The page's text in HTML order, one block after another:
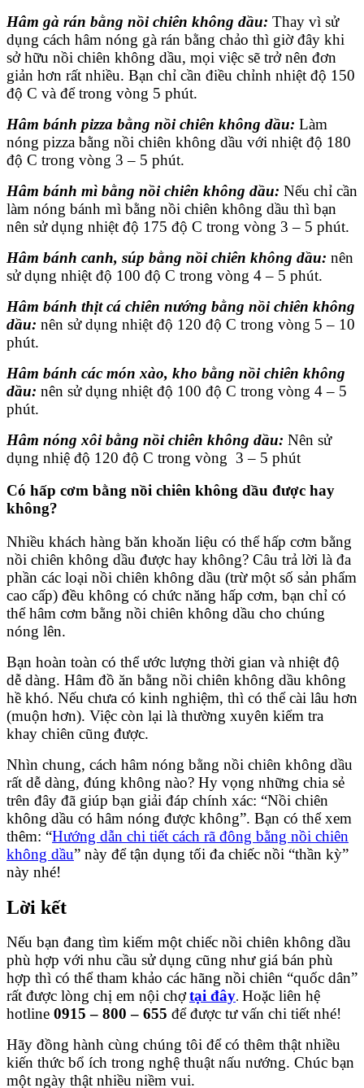
Hâm gà rán bằng nồi chiên không dầu: Thay vì sử
dụng cách hâm nóng gà rán bằng chảo thì giờ đây khi
sở hữu nồi chiên không dầu, mọi việc sẽ trở nên đơn
giản hơn rất nhiều. Bạn chỉ cần điều chỉnh nhiệt độ 150
độ C và để trong vòng 5 phút.
Hâm bánh pizza bằng nồi chiên không dầu: Làm
nóng pizza bằng nồi chiên không dầu với nhiệt độ 180
độ C trong vòng 3 – 5 phút.
Hâm bánh mì bằng nồi chiên không dầu: Nếu chỉ cần
làm nóng bánh mì bằng nồi chiên không dầu thì bạn
nên sử dụng nhiệt độ 175 độ C trong vòng 3 – 5 phút.
Hâm bánh canh, súp bằng nồi chiên không dầu: nên
sử dụng nhiệt độ 100 độ C trong vòng 4 – 5 phút.
Hâm bánh thịt cá chiên nướng bằng nồi chiên không
dầu: nên sử dụng nhiệt độ 120 độ C trong vòng 5 – 10
phút.
Hâm bánh các món xào, kho bằng nồi chiên không
dầu: nên sử dụng nhiệt độ 100 độ C trong vòng 4 – 5
phút.
Hâm nóng xôi bằng nồi chiên không dầu: Nên sử
dụng nhiệ độ 120 độ C trong vòng 3 – 5 phút
Có hấp cơm bằng nồi chiên không dầu được hay
không?
Nhiều khách hàng băn khoăn liệu có thể hấp cơm bằng
nồi chiên không dầu được hay không? Câu trả lời là đa
phần các loại nồi chiên không dầu (trừ một số sản phẩm
cao cấp) đều không có chức năng hấp cơm, bạn chỉ có
thể hâm cơm bằng nồi chiên không dầu cho chúng
nóng lên.
Bạn hoàn toàn có thể ước lượng thời gian và nhiệt độ
dễ dàng. Hâm đồ ăn bằng nồi chiên không dầu không
hề khó. Nếu chưa có kinh nghiệm, thì có thể cài lâu hơn
(muộn hơn). Việc còn lại là thường xuyên kiểm tra
khay chiên cũng được.
Nhìn chung, cách hâm nóng bằng nồi chiên không dầu
rất dễ dàng, đúng không nào? Hy vọng những chia sẻ
trên đây đã giúp bạn giải đáp chính xác: “Nồi chiên
không dầu có hâm nóng được không”. Bạn có thể xem
thêm: “Hướng dẫn chi tiết cách rã đông bằng nồi chiên
không dầu” này để tận dụng tối đa chiếc nồi “thần kỳ”
này nhé!
Lời kết
Nếu bạn đang tìm kiếm một chiếc nồi chiên không dầu
phù hợp với nhu cầu sử dụng cũng như giá bán phù
hợp thì có thể tham khảo các hãng nồi chiên “quốc dân”
rất được lòng chị em nội chợtại đây. Hoặc liên hệ
hotline 0915 – 800 – 655 để được tư vấn chi tiết nhé!
Hãy đồng hành cùng chúng tôi để có thêm thật nhiều
kiến thức bổ ích trong nghệ thuật nấu nướng. Chúc bạn
một ngày thật nhiều niềm vui.